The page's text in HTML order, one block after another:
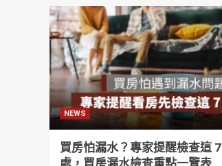
NEWS
買房怕漏水？專家提醒檢查這 7
處，買房漏水檢查重點一覽表